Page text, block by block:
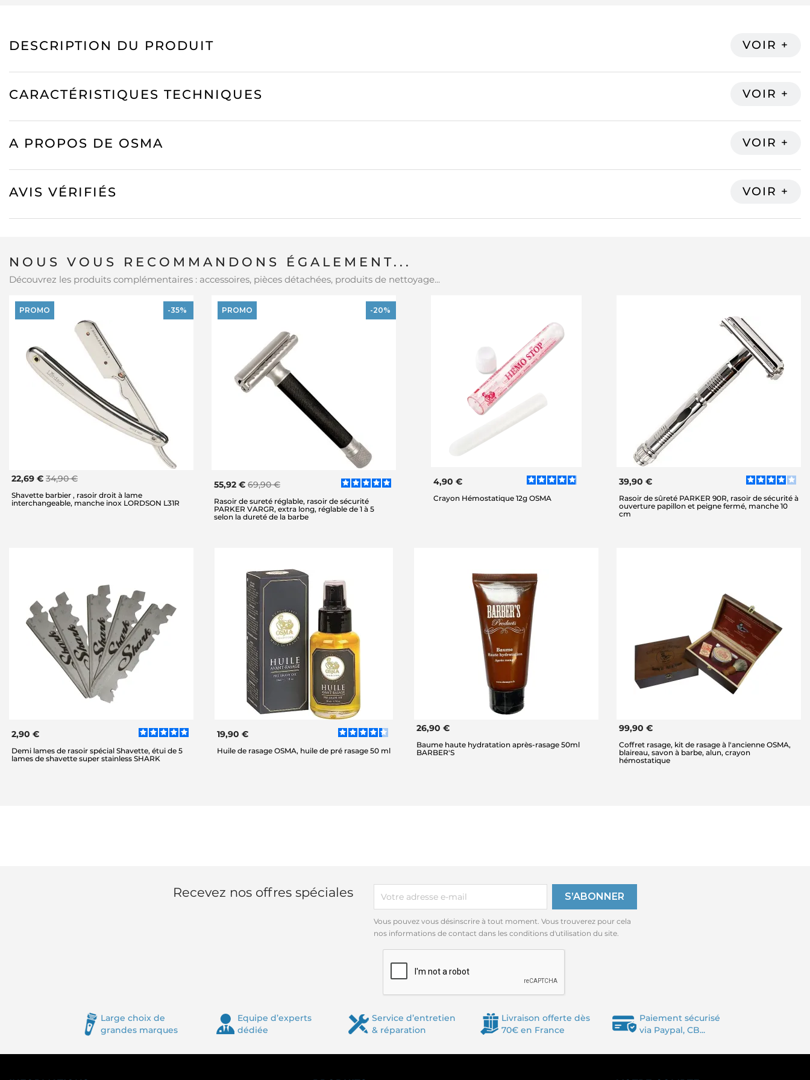
DESCRIPTION DU PRODUIT
CARACTÉRISTIQUES TECHNIQUES
A PROPOS DE OSMA
AVIS VÉRIFIÉS
NOUS VOUS RECOMMANDONS ÉGALEMENT...
Découvrez les produits complémentaires : accessoires, pièces détachées, produits de nettoyage...
PROMO -35%
22,69 € 34,90 €
Shavette barbier , rasoir droit à lame
interchangeable, manche inox LORDSON L31R
PROMO -20%
55,92 € 69,90 €
Rasoir de sureté réglable, rasoir de sécurité
PARKER VARGR, extra long, réglable de 1 à 5
selon la dureté de la barbe
4,90 €
Crayon Hémostatique 12g OSMA
39,90 €
Rasoir de sûreté PARKER 90R, rasoir de sécurité à
ouverture papillon et peigne fermé, manche 10
cm
2,90 €
Demi lames de rasoir spécial Shavette, étui de 5
lames de shavette super stainless SHARK
19,90 €
Huile de rasage OSMA, huile de pré rasage 50 ml
26,90 €
Baume haute hydratation après-rasage 50ml
BARBER'S
99,90 €
Coffret rasage, kit de rasage à l'ancienne OSMA,
blaireau, savon à barbe, alun, crayon
hémostatique
Recevez nos offres spéciales
Vous pouvez vous désinscrire à tout moment. Vous trouverez pour cela
nos informations de contact dans les conditions d'utilisation du site.
Large choix de
grandes marques
Equipe d’experts
dédiée
Service d’entretien
& réparation
Livraison offerte dès
70€ en France
Paiement sécurisé
via Paypal, CB...